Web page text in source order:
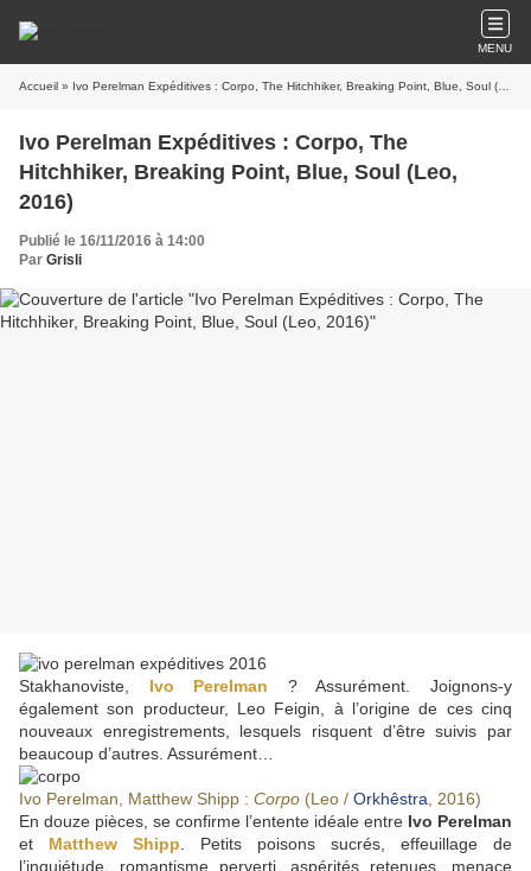
MENU
Accueil » Ivo Perelman Expéditives : Corpo, The Hitchhiker, Breaking Point, Blue, Soul (Leo, 2016)
Ivo Perelman Expéditives : Corpo, The
Hitchhiker, Breaking Point, Blue, Soul (Leo,
2016)
Publié le 16/11/2016 à 14:00
Par Grisli
Stakhanoviste, Ivo Perelman ? Assurément. Joignons-y
également son producteur, Leo Feigin, à l’origine de ces cinq
nouveaux enregistrements, lesquels risquent d’être suivis par
beaucoup d’autres. Assurément…
Ivo Perelman, Matthew Shipp : Corpo (Leo / Orkhêstra , 2016)
En douze pièces, se confirme l’entente idéale entre Ivo Perelman
et Matthew Shipp . Petits poisons sucrés, effeuillage de
l’inquiétude, romantisme perverti, aspérités retenues, menace